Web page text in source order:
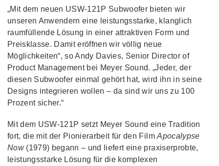
„Mit dem neuen USW-121P Subwoofer bieten wir
unseren Anwendern eine leistungsstarke, klanglich
raumfüllende Lösung in einer attraktiven Form und
Preisklasse. Damit eröffnen wir völlig neue
Möglichkeiten“, so Andy Davies, Senior Director of
Product Management bei Meyer Sound. „Jeder, der
diesen Subwoofer einmal gehört hat, wird ihn in seine
Designs integrieren wollen – da sind wir uns zu 100
Prozent sicher.“
Mit dem USW-121P setzt Meyer Sound eine Tradition
fort, die mit der Pionierarbeit für den FilmApocalypse
Now(1979) begann – und liefert eine praxiserprobte,
leistungsstarke Lösung für die komplexen